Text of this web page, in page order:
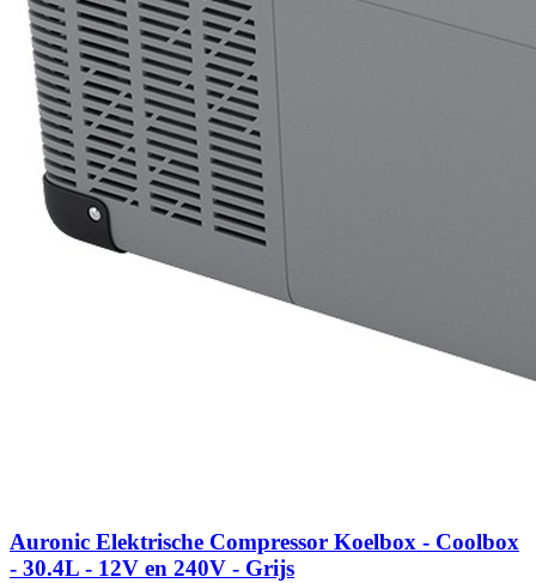
Auronic Elektrische Compressor Koelbox - Coolbox
- 30.4L - 12V en 240V - Grijs